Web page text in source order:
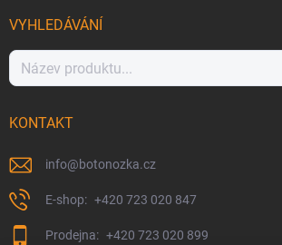
VYHLEDÁVÁNÍ
KONTAKT
info@botonozka.cz
+420 723 020 847
+420 723 020 899